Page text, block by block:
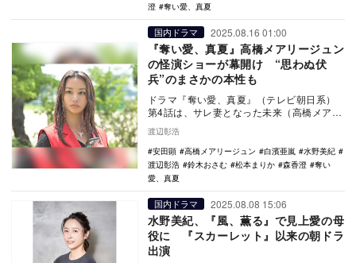
澄
奪い愛、真夏
国内ドラマ 2025.08.16 01:00
『奪い愛、真夏』高橋メアリージュン
の怪演ショーが幕開け “思わぬ伏
兵”のまさかの本性も
ドラマ『奪い愛、真夏』（テレビ朝日系）
第4話は、サレ妻となった未来（高橋メアリ
ージュン）が覚醒し、このドラマの本領発
揮と言わんば…
渡辺彰浩
安田顕
高橋メアリージュン 白濱亜嵐
水野美紀
渡辺彰浩
鈴木おさむ 松本まりか 森香澄
奪い
愛、真夏
国内ドラマ 2025.08.08 15:06
水野美紀、『風、薫る』で見上愛の母
役に 『スカーレット』以来の朝ドラ
出演